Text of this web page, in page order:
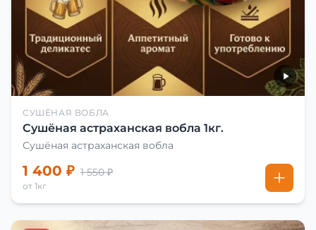
СУШЁНАЯ ВОБЛА
Сушёная астраханская вобла 1кг.
Сушёная астраханская вобла
1 400 ₽ 1 550 ₽
от 1кг